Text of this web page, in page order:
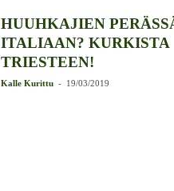
HUUHKAJIEN
ITALIAAN? KURKISTA
TRIESTEEN!
Kalle Kurittu - 19/03/2019